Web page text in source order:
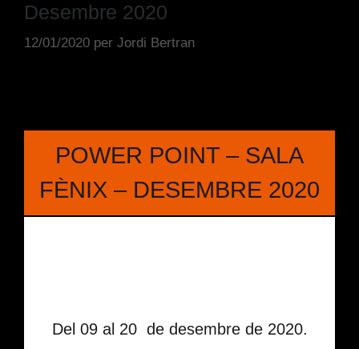
Desembre 2020
12/01/2020 per Jordi Bertran
POWER POINT – SALA
FÈNIX – DESEMBRE 2020
Del 09 al 20 de desembre de 2020.